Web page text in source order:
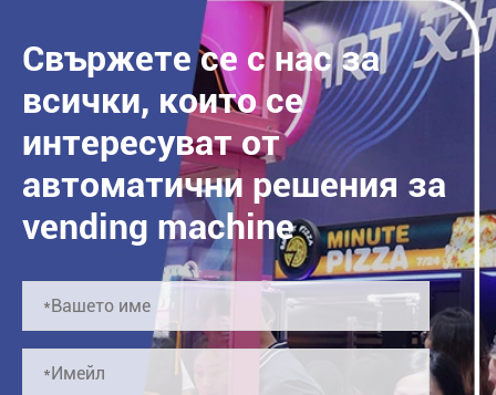
Свържете се с нас за
всички, които се
интересуват от
автоматични решения за
vending machine